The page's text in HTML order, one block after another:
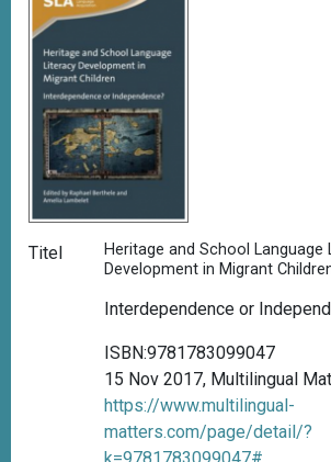
Titel
Heritage and School Language
Development in Migrant
Interdependence or
ISBN:9781783099047
15 Nov 2017, Multilingual
https://www.multilingual-
matters.com/page/detail/?
k=9781783099047#